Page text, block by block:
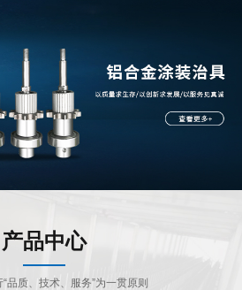
产品中心
品质、技术、服务”为一贯原则